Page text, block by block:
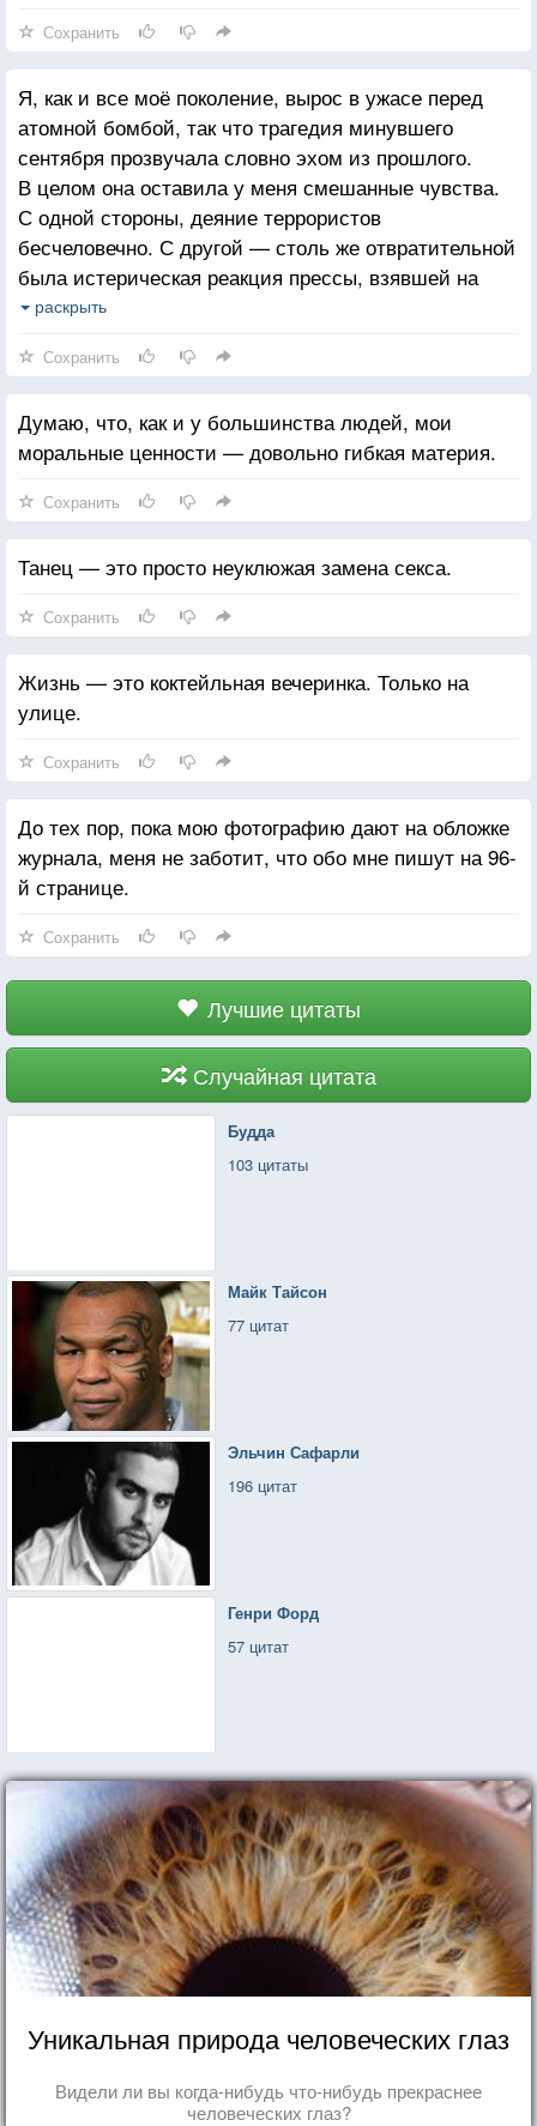
Сохранить
Я, как и все моё поколение, вырос в ужасе перед
атомной бомбой, так что трагедия минувшего
сентября прозвучала словно эхом из прошлого.
В целом она оставила у меня смешанные чувства.
С одной стороны, деяние террористов
бесчеловечно. С другой — столь же отвратительной
была истерическая реакция прессы, взявшей на
себя роль «продавца страха». Наконец, поток
изливаться с рок-сцены, заставляет задуматься
о сути взаимоотношений рок-н-ролла
и истеблишмента.
раскрыть
Сохранить
Думаю, что, как и у большинства людей, мои
моральные ценности — довольно гибкая материя.
Сохранить
Танец — это просто неуклюжая замена секса.
Сохранить
Жизнь — это коктейльная вечеринка. Только на
улице.
Сохранить
До тех пор, пока мою фотографию дают на обложке
журнала, меня не заботит, что обо мне пишут на 96-
й странице.
Сохранить
Лучшие цитаты
Случайная цитата
Будда
103 цитаты
Майк Тайсон
77 цитат
Эльчин Сафарли
196 цитат
Генри Форд
57 цитат
Уникальная природа человеческих глаз
Видели ли вы когда-нибудь что-нибудь прекраснее
человеческих глаз?